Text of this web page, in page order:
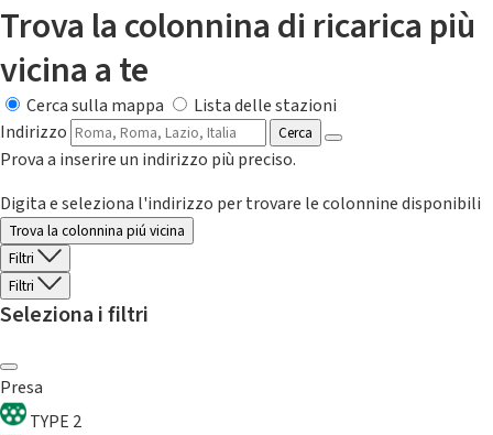
Trova la colonnina di ricarica più
vicina a te
Cerca sulla mappa
Lista delle stazioni
Indirizzo
Cerca
Prova a inserire un indirizzo più preciso.
Digita e seleziona l'indirizzo per trovare le colonnine disponibili
Trova la colonnina piú vicina
Filtri
Filtri
Seleziona i filtri
Presa
TYPE 2